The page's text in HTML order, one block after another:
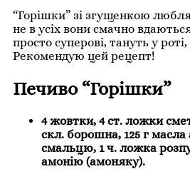
“Горішки” зі згущенкою
не в усіх вони смачно
просто суперові, тануть у
Рекомендую цей рецепт!
Печиво “Горішки”
4 жовтки, 4 ст. ложки
скл. борошна, 125 г масла
смальцю, 1 ч. ложка
амонію (амоняку).